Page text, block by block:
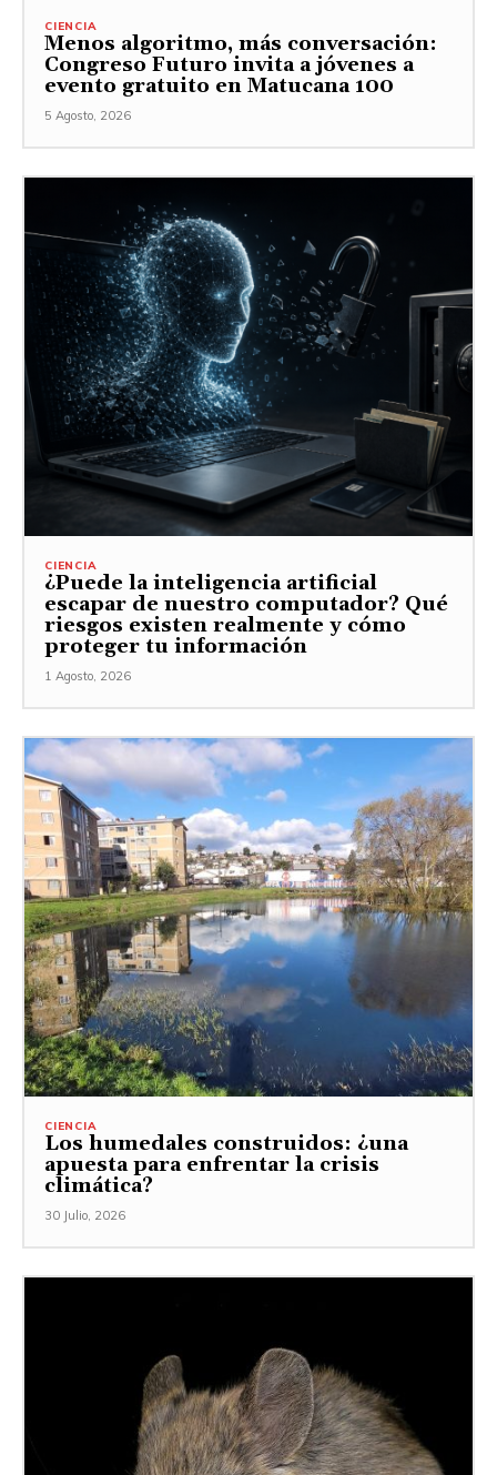
CIENCIA
Menos algoritmo, más conversación:
Congreso Futuro invita a jóvenes a
evento gratuito en Matucana 100
5 Agosto, 2026
CIENCIA
¿Puede la inteligencia artificial
escapar de nuestro computador? Qué
riesgos existen realmente y cómo
proteger tu información
1 Agosto, 2026
CIENCIA
Los humedales construidos: ¿una
apuesta para enfrentar la crisis
climática?
30 Julio, 2026